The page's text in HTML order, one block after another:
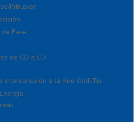
Intrusion
Fase
de CD a CD
Interconexión a la Red Grid-Tie